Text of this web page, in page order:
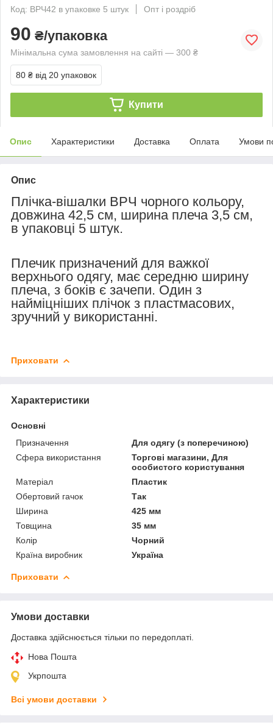
Код: ВРЧ42 в упаковке 5 штук
Опт і роздріб
90 ₴/упаковка
Мінімальна сума замовлення на сайті — 300 ₴
80 ₴ від 20 упаковок
Купити
Опис Характеристики Доставка Оплата Умови
Опис
Плічка-вішалки ВРЧ чорного кольору,
довжина 42,5 см, ширина плеча 3,5 см,
в упаковці 5 штук.
Плечик призначений для важкої
верхнього одягу, має середню ширину
плеча, з боків є зачепи. Один з
найміцніших плічок з пластмасових,
зручний у використанні.
Приховати
Характеристики
Основні
Призначення
Для одягу (з поперечиною)
Сфера використання
Торгові магазини, Для
особистого користування
Матеріал
Пластик
Обертовий гачок
Так
Ширина
425 мм
Товщина
35 мм
Колір
Чорний
Країна виробник
Україна
Приховати
Умови доставки
Доставка здійснюється тільки по передоплаті.
Нова Пошта
Укрпошта
Всі умови доставки